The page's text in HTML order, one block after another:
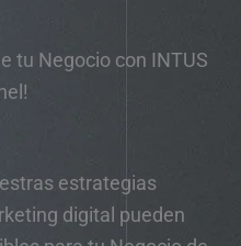
tu Negocio con INTUS
estrategias
digital pueden